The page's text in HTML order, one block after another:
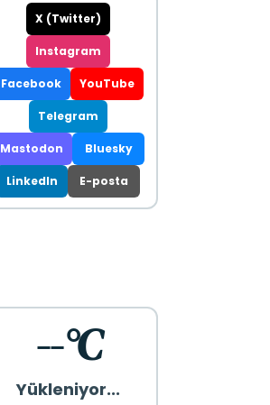
X (Twitter)
Instagram
Facebook YouTube
Telegram
Mastodon Bluesky
LinkedIn E-posta
--°C
Yükleniyor...